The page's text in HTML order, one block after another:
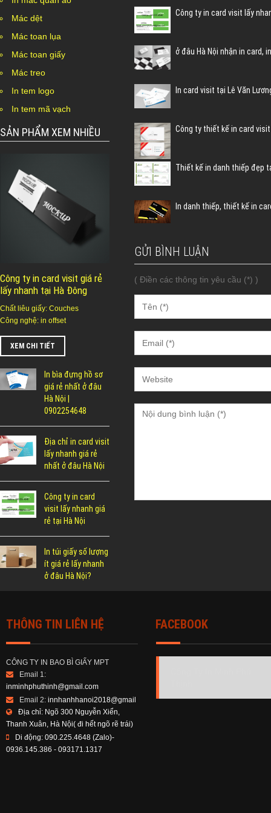
Công ty in card visit lấy
ở đâu Hà Nội nhận in card,
In card visit tại Lê Văn
Công ty thiết kế in card
Thiết kế in danh thiếp đẹp
In danh thiếp, thiết kế in
GỬI BÌNH LUẬN
( Điền các thông tin yêu cầu (*) )
Mác dệt
Mác toan lụa
Mác toan giấy
Mác treo
In tem logo
In tem mã vạch
SẢN PHẨM XEM NHIỀU
Công ty in card visit giá rẻ
lấy nhanh tại Hà Đông
Chất liêu giấy: Couches
Công nghệ: in offset
XEM CHI TIẾT
In bìa đựng hồ sơ
giá rẻ nhất ở đâu
Hà Nội |
0902254648
Địa chỉ in card visit
lấy nhanh giá rẻ
nhất ở đâu Hà Nội
Công ty in card
visit lấy nhanh giá
rẻ tại Hà Nội
In túi giấy số lượng
ít giá rẻ lấy nhanh
ở đâu Hà Nội?
THÔNG TIN LIÊN HỆ
CÔNG TY IN BAO BÌ GIẤY MPT
Email 1:
inminhphuthinh@gmail.com
Email 2: innhanhhanoi2018@gmail
Địa chỉ: Ngõ 300 Nguyễn Xiển,
Thanh Xuân, Hà Nội( đi hết ngõ rẽ trái)
Di động: 090.225.4648 (Zalo)-
0936.145.386 - 093171.1317
FACEBOOK